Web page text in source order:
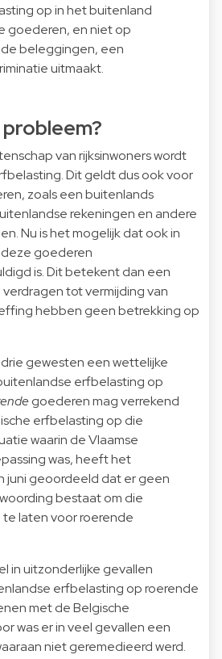
op in het buitenland
goederen, en niet op
beleggingen, een
uitmaakt.
van rijksinwoners wordt
Dit geldt dus ook voor
zoals een buitenlands
rekeningen en andere
Nu is het mogelijk dat ook in
goederen
is. Dit betekent dan een
tot vermijding van
hebben geen betrekking op
gewesten een wettelijke
erfbelasting op
goederen mag verrekend
erfbelasting op die
waarin de Vlaamse
was, heeft het
juni geoordeeld dat er geen
bestaat om die
laten voor roerende
in uitzonderlijke gevallen
erfbelasting op roerende
met de Belgische
was er in veel gevallen een
niet geremedieerd werd.